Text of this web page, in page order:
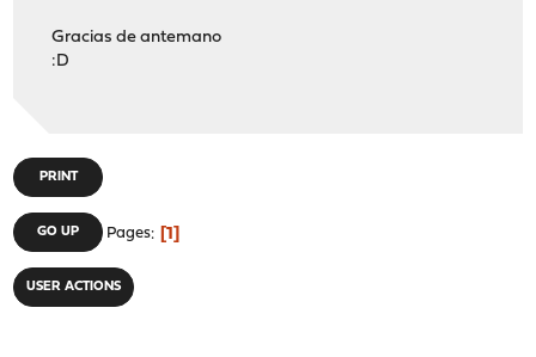
Gracias de antemano
:D
PRINT
GO UP Pages 1
USER ACTIONS